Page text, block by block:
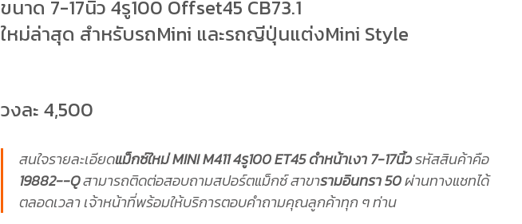
ขนาด 7-17นิ้ว 4รู100 Offset45 CB73.1
ใหม่ล่าสุด สำหรับรถMini และรถญีปุ่นแต่งMini Style
วงละ 4,500
สนใจรายละเอียดแม็กซ์ใหม่ MINI M411 4รู100 ET45 ดำหน้าเงา 7-17นิ้วรหัสสินค้าคือ
19882--Qสามารถติดต่อสอบถามสปอร์ตแม็กซ์ สาขารามอินทรา 50ผ่านทางแชทได้
ตลอดเวลา เจ้าหน้าที่พร้อมให้บริการตอบคำถามคุณลูกค้าทุก ๆ ท่าน